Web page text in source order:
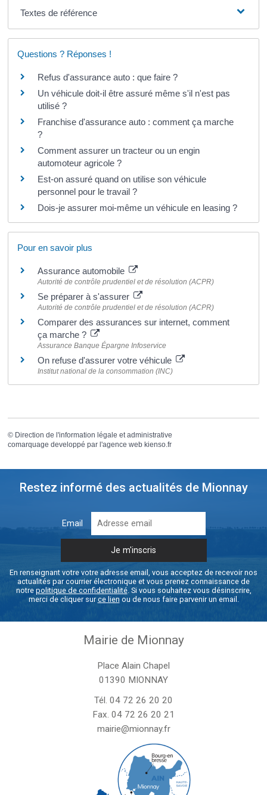
Textes de référence
Questions ? Réponses !
Refus d'assurance auto : que faire ?
Un véhicule doit-il être assuré même s'il n'est pas
utilisé ?
Franchise d'assurance auto : comment ça marche
?
Comment assurer un tracteur ou un engin
automoteur agricole ?
Est-on assuré quand on utilise son véhicule
personnel pour le travail ?
Dois-je assurer moi-même un véhicule en leasing ?
Pour en savoir plus
Assurance automobile
Autorité de contrôle prudentiel et de résolution (ACPR)
Se préparer à s'assurer
Autorité de contrôle prudentiel et de résolution (ACPR)
Comparer des assurances sur internet, comment
ça marche ?
Assurance Banque Épargne Infoservice
On refuse d'assurer votre véhicule
Institut national de la consommation (INC)
© Direction de l'information légale et administrative
comarquage developpé par l'agence web kienso.fr
Restez informé des actualités de Mionnay
Email
En renseignant votre votre adresse email, vous acceptez de recevoir nos
actualités par courrier électronique et vous prenez connaissance de
notre politique de confidentialité. Si vous souhaitez vous désinscrire,
merci de cliquer surce lien ou de nous faire parvenir un email.
Mairie de Mionnay
Place Alain Chapel
01390 MIONNAY
Tél. 04 72 26 20 20
Fax. 04 72 26 20 21
mairie@mionnay.fr